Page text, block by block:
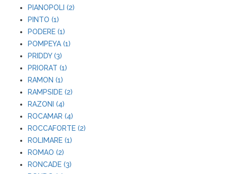
PIANOPOLI (2)
PINTO (1)
PODERE (1)
POMPEYA (1)
PRIDDY (3)
PRIORAT (1)
RAMON (1)
RAMPSIDE (2)
RAZONI (4)
ROCAMAR (4)
ROCCAFORTE (2)
ROLIMARE (1)
ROMAO (2)
RONCADE (3)